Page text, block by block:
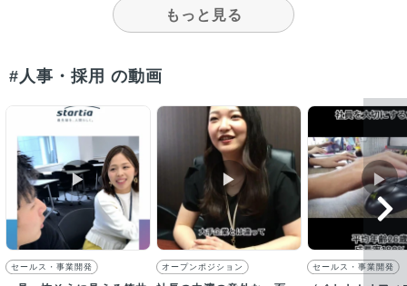
もっと見る
#人事・採用 の動画
▶︎
セールス・事業開発
▶︎
オープンポジション
▶︎
セールス・事業開発